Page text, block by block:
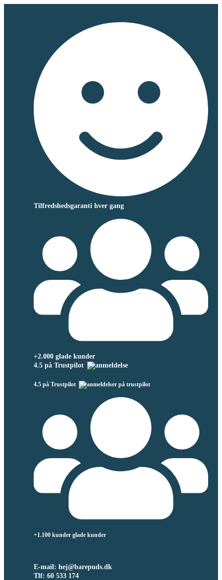
Tilfredshedsgaranti hver gang
+2.000 glade kunder
4.5 på Trustpilot
4.5 på Trustpilot
+1.100 kunder glade kunder
E-mail: hej@barepuds.dk
Tlf: 60 533 174